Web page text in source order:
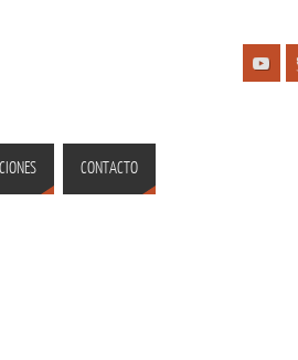
CONTACTO